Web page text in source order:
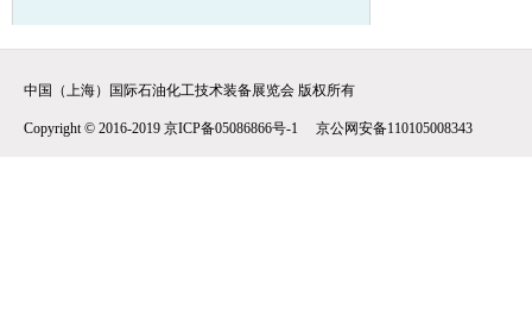
中国（上海）国际石油化工技术装备展览会 版权所有
Copyright © 2016-2019 京ICP备05086866号-1 京公网安备110105008343